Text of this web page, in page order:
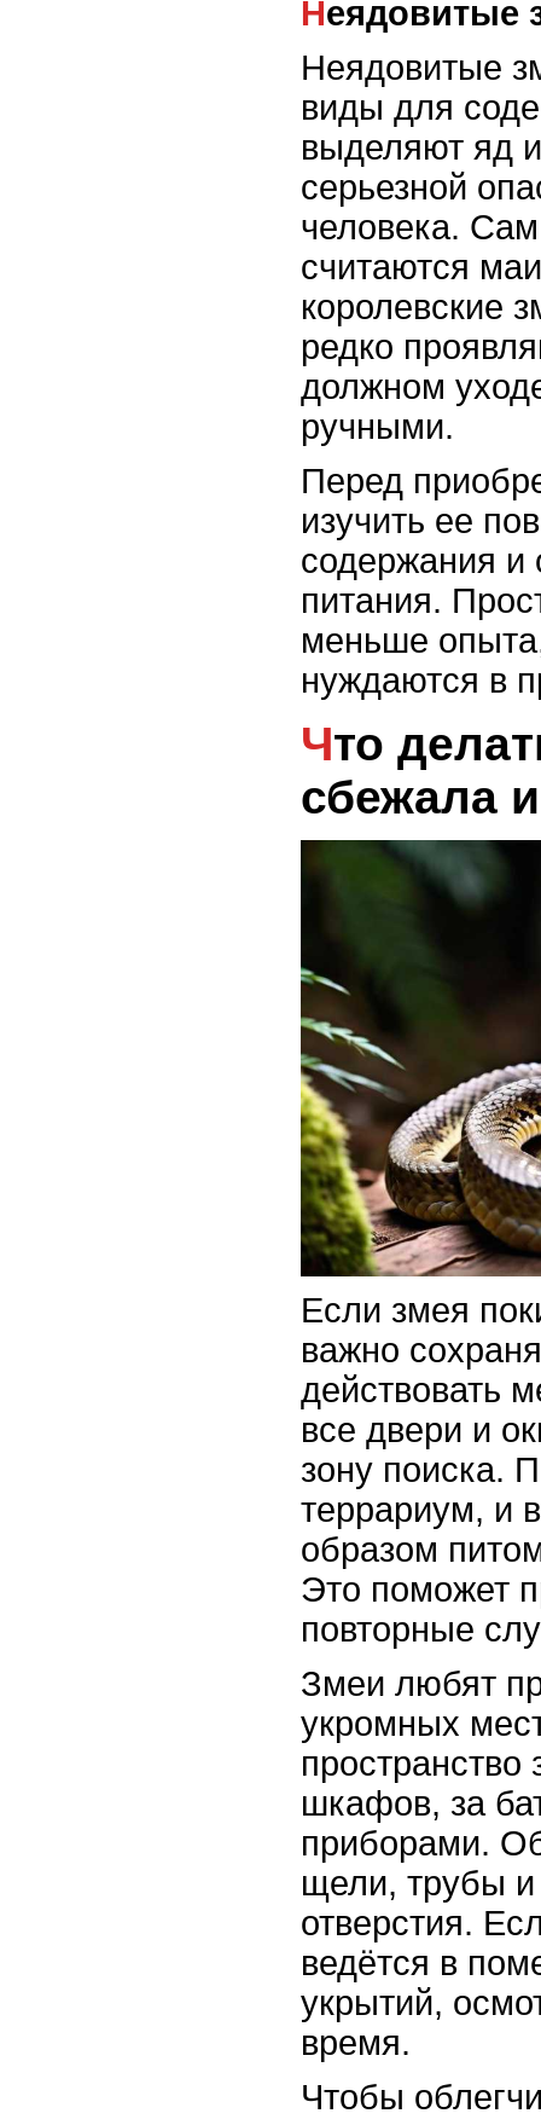
Неядовитые
Неядовитые
виды для
выделяют яд
серьезной
человека.
считаются
королевские
редко
должном
ручными.
Перед
изучить ее
содержания и
питания.
меньше
нуждаются в
Что делать, если змея
сбежала
Если змея
важно
действовать
все двери и
зону поиска.
террариум, и
образом
Это поможет
повторные
Змеи любят
укромных
шкафов, за
приборами.
щели, трубы
отверстия.
ведётся в
укрытий,
время.
Чтобы